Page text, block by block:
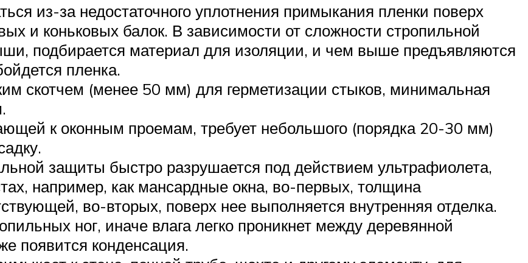
из-за недостаточного уплотнения примыкания пленки поверх
и коньковых балок. В зависимости от сложности стропильной
подбирается материал для изоляции, и чем выше предъявляются
пленка.
скотчем (менее 50 мм) для герметизации стыков, минимальная
к оконным проемам, требует небольшого (порядка 20-30 мм)
защиты быстро разрушается под действием ультрафиолета,
например, как мансардные окна, во-первых, толщина
во-вторых, поверх нее выполняется внутренняя отделка.
ног, иначе влага легко проникнет между деревянной
появится конденсация.